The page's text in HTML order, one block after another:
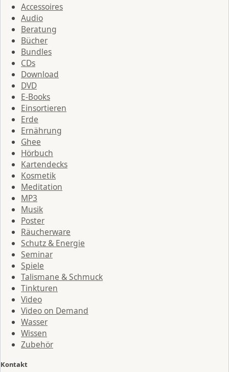
Accessoires
Audio
Beratung
Bücher
Bundles
CDs
Download
DVD
E-Books
Einsortieren
Erde
Ernährung
Ghee
Hörbuch
Kartendecks
Kosmetik
Meditation
MP3
Musik
Poster
Räucherware
Schutz & Energie
Seminar
Spiele
Talismane & Schmuck
Tinkturen
Video
Video on Demand
Wasser
Wissen
Zubehör
Kontakt